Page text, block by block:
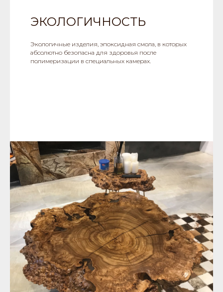
ЭКОЛОГИЧНОСТЬ
Экологичные изделия, эпоксидная смола, в которых
абсолютно безопасна для здоровья после
полимеризации в специальных камерах.